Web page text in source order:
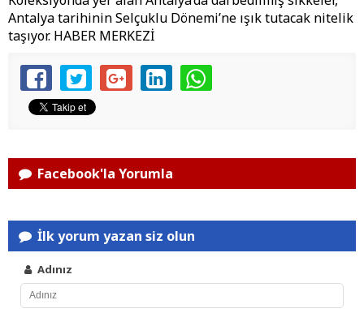
Antalya tarihinin Selçuklu Dönemi’ne ışık tutacak nitelik
taşıyor. HABER MERKEZİ
Facebook'la Yorumla
İlk yorum yazan siz olun
Adınız